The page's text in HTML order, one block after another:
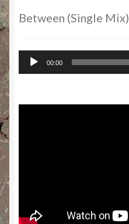
Between (Single Mix)
Audio-
Player
00:00